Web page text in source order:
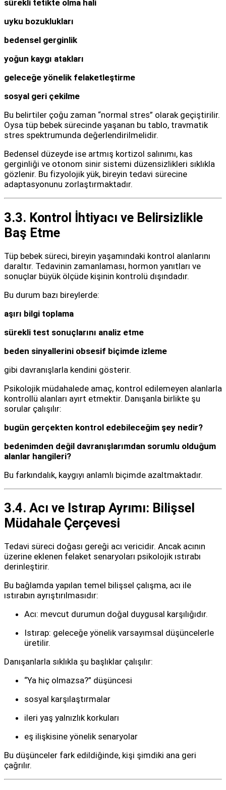
sürekli tetikte olma hali
uyku bozuklukları
bedensel gerginlik
yoğun kaygı atakları
geleceğe yönelik felaketleştirme
sosyal geri çekilme
Bu belirtiler çoğu zaman “normal stres” olarak geçiştirilir.
Oysa tüp bebek sürecinde yaşanan bu tablo, travmatik
stres spektrumunda değerlendirilmelidir.
Bedensel düzeyde ise artmış kortizol salınımı, kas
gerginliği ve otonom sinir sistemi düzensizlikleri sıklıkla
gözlenir. Bu fizyolojik yük, bireyin tedavi sürecine
adaptasyonunu zorlaştırmaktadır.
3.3. Kontrol İhtiyacı ve Belirsizlikle
Baş Etme
Tüp bebek süreci, bireyin yaşamındaki kontrol alanlarını
daraltır. Tedavinin zamanlaması, hormon yanıtları ve
sonuçlar büyük ölçüde kişinin kontrolü dışındadır.
Bu durum bazı bireylerde:
aşırı bilgi toplama
sürekli test sonuçlarını analiz etme
beden sinyallerini obsesif biçimde izleme
gibi davranışlarla kendini gösterir.
Psikolojik müdahalede amaç, kontrol edilemeyen alanlarla
kontrollü alanları ayırt etmektir. Danışanla birlikte şu
sorular çalışılır:
bugün gerçekten kontrol edebileceğim şey nedir?
bedenimden değil davranışlarımdan sorumlu olduğum
alanlar hangileri?
Bu farkındalık, kaygıyı anlamlı biçimde azaltmaktadır.
3.4. Acı ve Istırap Ayrımı: Bilişsel
Müdahale Çerçevesi
Tedavi süreci doğası gereği acı vericidir. Ancak acının
üzerine eklenen felaket senaryoları psikolojik ıstırabı
derinleştirir.
Bu bağlamda yapılan temel bilişsel çalışma, acı ile
ıstırabın ayrıştırılmasıdır:
Acı: mevcut durumun doğal duygusal karşılığıdır.
Istırap: geleceğe yönelik varsayımsal düşüncelerle
üretilir.
Danışanlarla sıklıkla şu başlıklar çalışılır:
“Ya hiç olmazsa?” düşüncesi
sosyal karşılaştırmalar
ileri yaş yalnızlık korkuları
eş ilişkisine yönelik senaryolar
Bu düşünceler fark edildiğinde, kişi şimdiki ana geri
çağrılır.